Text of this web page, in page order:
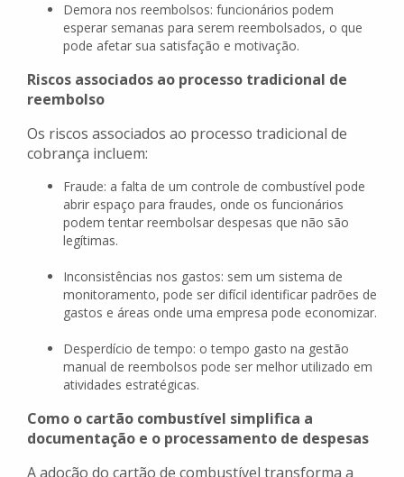
Demora nos reembolsos: funcionários podem
esperar semanas para serem reembolsados, o que
pode afetar sua satisfação e motivação.
Riscos associados ao processo tradicional de
reembolso
Os riscos associados ao processo tradicional de
cobrança incluem:
Fraude: a falta de um controle de combustível pode
abrir espaço para fraudes, onde os funcionários
podem tentar reembolsar despesas que não são
legítimas.
Inconsistências nos gastos: sem um sistema de
monitoramento, pode ser difícil identificar padrões de
gastos e áreas onde uma empresa pode economizar.
Desperdício de tempo: o tempo gasto na gestão
manual de reembolsos pode ser melhor utilizado em
atividades estratégicas.
Como o cartão combustível simplifica a
documentação e o processamento de despesas
A adoção do cartão de combustível transforma a